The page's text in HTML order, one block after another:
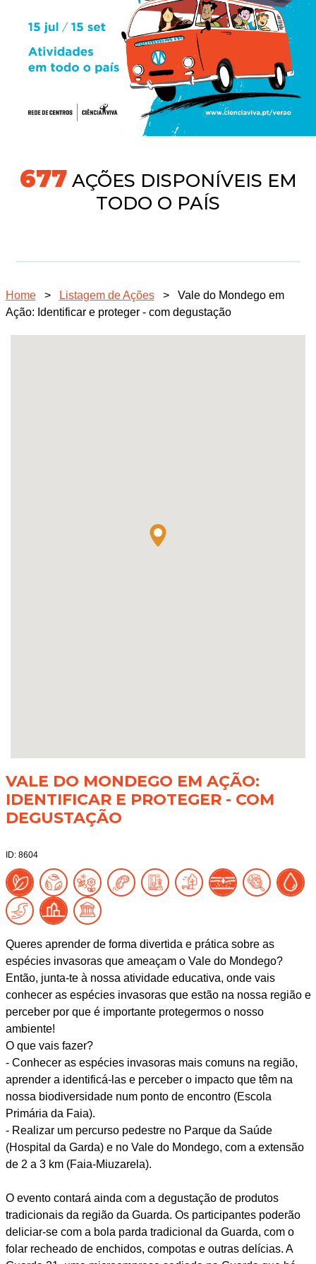
718AÇÕES DISPONÍVEIS EM
TODO O PAÍS
Home > Listagem de Ações >
Vale do Mondego em
Ação: Identificar e proteger - com degustação
VALE DO MONDEGO EM AÇÃO:
IDENTIFICAR E PROTEGER - COM
DEGUSTAÇÃO
ID: 8604
Queres aprender de forma divertida e prática sobre as
espécies invasoras que ameaçam o Vale do Mondego?
Então, junta-te à nossa atividade educativa, onde vais
conhecer as espécies invasoras que estão na nossa região e
perceber por que é importante protegermos o nosso
ambiente!
O que vais fazer?
- Conhecer as espécies invasoras mais comuns na região,
aprender a identificá-las e perceber o impacto que têm na
nossa biodiversidade num ponto de encontro (Escola
Primária da Faia).
- Realizar um percurso pedestre no Parque da Saúde
(Hospital da Garda) e no Vale do Mondego, com a extensão
de 2 a 3 km (Faia-Miuzarela).
O evento contará ainda com a degustação de produtos
tradicionais da região da Guarda. Os participantes poderão
deliciar-se com a bola parda tradicional da Guarda, com o
folar recheado de enchidos, compotas e outras delícias. A